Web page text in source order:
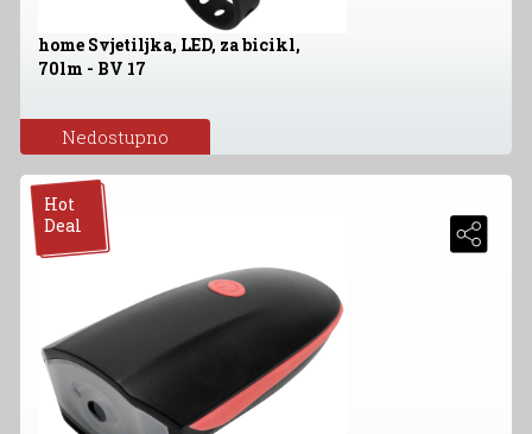
home Svjetiljka, LED, za bicikl,
70lm - BV 17
Nedostupno
Hot
Deal